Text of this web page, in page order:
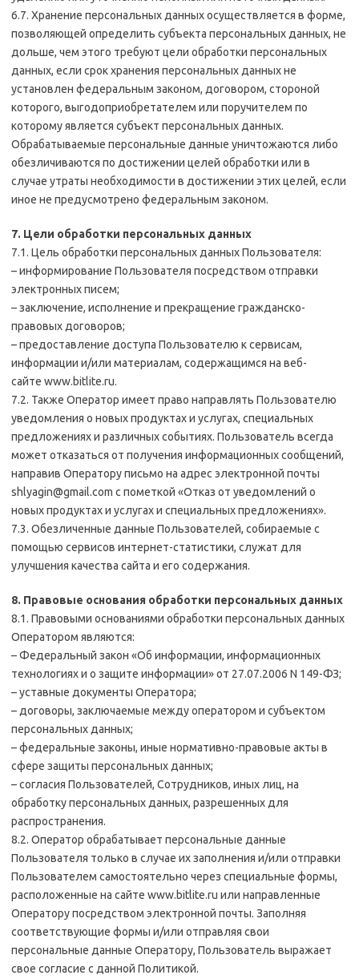
6.7. Хранение персональных данных осуществляется в форме,
позволяющей определить субъекта персональных данных, не
дольше, чем этого требуют цели обработки персональных
данных, если срок хранения персональных данных не
установлен федеральным законом, договором, стороной
которого, выгодоприобретателем или поручителем по
которому является субъект персональных данных.
Обрабатываемые персональные данные уничтожаются либо
обезличиваются по достижении целей обработки или в
случае утраты необходимости в достижении этих целей, если
иное не предусмотрено федеральным законом.
7. Цели обработки персональных данных
7.1. Цель обработки персональных данных Пользователя:
– информирование Пользователя посредством отправки
электронных писем;
– заключение, исполнение и прекращение гражданско-
правовых договоров;
– предоставление доступа Пользователю к сервисам,
информации и/или материалам, содержащимся на веб-
сайте www.bitlite.ru.
7.2. Также Оператор имеет право направлять Пользователю
уведомления о новых продуктах и услугах, специальных
предложениях и различных событиях. Пользователь всегда
может отказаться от получения информационных сообщений,
направив Оператору письмо на адрес электронной почты
shlyagin@gmail.com с пометкой «Отказ от уведомлений о
новых продуктах и услугах и специальных предложениях».
7.3. Обезличенные данные Пользователей, собираемые с
помощью сервисов интернет-статистики, служат для
улучшения качества сайта и его содержания.
8. Правовые основания обработки персональных данных
8.1. Правовыми основаниями обработки персональных данных
Оператором являются:
– Федеральный закон «Об информации, информационных
технологиях и о защите информации» от 27.07.2006 N 149-ФЗ;
– уставные документы Оператора;
– договоры, заключаемые между оператором и субъектом
персональных данных;
– федеральные законы, иные нормативно-правовые акты в
сфере защиты персональных данных;
– согласия Пользователей, Сотрудников, иных лиц, на
обработку персональных данных, разрешенных для
распространения.
8.2. Оператор обрабатывает персональные данные
Пользователя только в случае их заполнения и/или отправки
Пользователем самостоятельно через специальные формы,
расположенные на сайте www.bitlite.ru или направленные
Оператору посредством электронной почты. Заполняя
соответствующие формы и/или отправляя свои
персональные данные Оператору, Пользователь выражает
свое согласие с данной Политикой.